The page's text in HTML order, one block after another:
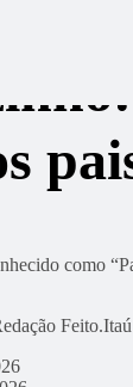
como
Feito.Itaú